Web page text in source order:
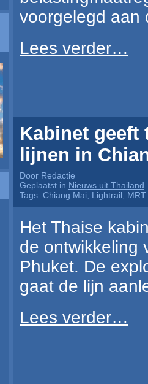
voorgelegd aan
Lees verder…
Kabinet
lijnen in
Door Redactie
Geplaatst in Nieuws uit Thailand
Tags: Chiang Mai Lightrail
Het Thaise
de ontwikkeling
Phuket. De
gaat de lijn
Lees verder…